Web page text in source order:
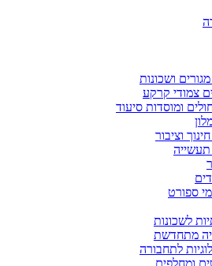
ושכונות
צמודי קרקע
ומוסדות סיעוד
וציבור
תעשייה
ספורט
לשכונות
מתחדשת
לתחבורה
ומחלפים